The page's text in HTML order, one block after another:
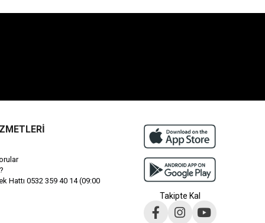
Hattı 0532 359 40 14 (09:00
Takipte Kal